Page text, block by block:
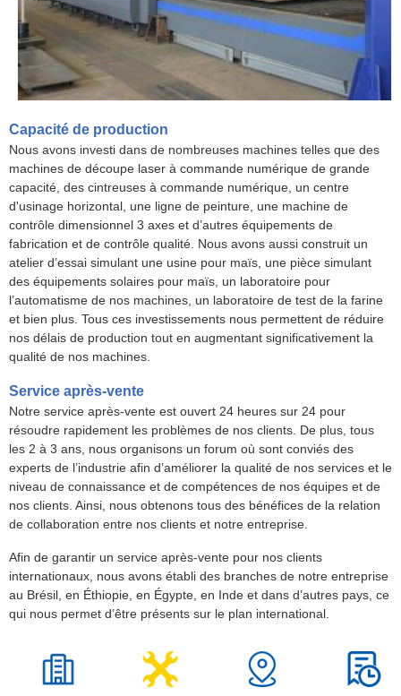
Capacité de production
Nous avons investi dans de nombreuses machines telles que des
machines de découpe laser à commande numérique de grande
capacité, des cintreuses à commande numérique, un centre
d'usinage horizontal, une ligne de peinture, une machine de
contrôle dimensionnel 3 axes et d’autres équipements de
fabrication et de contrôle qualité. Nous avons aussi construit un
atelier d’essai simulant une usine pour maïs, une pièce simulant
des équipements solaires pour maïs, un laboratoire pour
l’automatisme de nos machines, un laboratoire de test de la farine
et bien plus. Tous ces investissements nous permettent de réduire
nos délais de production tout en augmentant significativement la
qualité de nos machines.
Service après-vente
Notre service après-vente est ouvert 24 heures sur 24 pour
résoudre rapidement les problèmes de nos clients. De plus, tous
les 2 à 3 ans, nous organisons un forum où sont conviés des
experts de l’industrie afin d’améliorer la qualité de nos services et le
niveau de connaissance et de compétences de nos équipes et de
nos clients. Ainsi, nous obtenons tous des bénéfices de la relation
de collaboration entre nos clients et notre entreprise.
Afin de garantir un service après-vente pour nos clients
internationaux, nous avons établi des branches de notre entreprise
au Brésil, en Éthiopie, en Égypte, en Inde et dans d’autres pays, ce
qui nous permet d’être présents sur le plan international.